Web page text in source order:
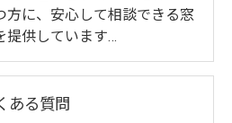
方に、安心して相談できる窓
提供しています…
ある質問